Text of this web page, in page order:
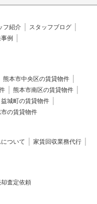
フ紹介
スタッフブログ
例
熊本市中央区の賃貸物件
熊本市南区の賃貸物件
益城町の賃貸物件
の賃貸物件
ついて
家賃回収業務代行
査定依頼